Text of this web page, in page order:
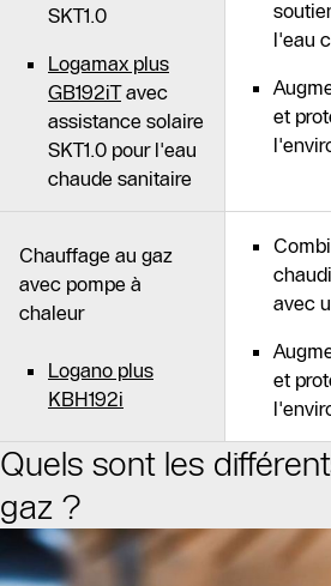
SKT1.0
Logamax plus
GB192iTavec
assistance solaire
SKT1.0 pour l'eau
chaude sanitaire
l'eau
et
Chauffage au gaz
avec pompe à
chaleur
Logano plus
KBH192i
avec
et
Quels sont les
gaz ?